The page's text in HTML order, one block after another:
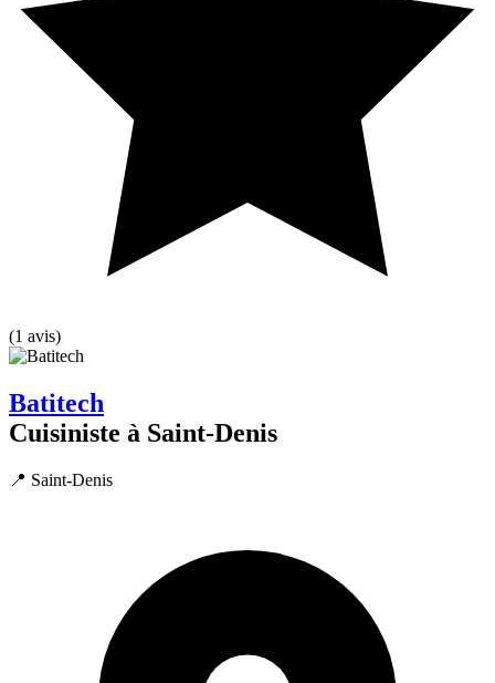
(1 avis)
Batitech
Cuisiniste à Saint-Denis
📍 Saint-Denis